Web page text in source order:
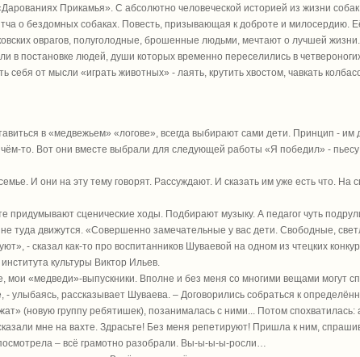
Прикамья». С абсолютно человеческой историей из жизни
о бездомных собаках. Повесть, призывающая к доброте и милосердию.
оврагов, полуголодные, брошенные людьми, мечтают о лучшей
в постановке людей, души которых временно переселились в
себя от мысли «играть животных» - лаять, крутить хвостом, чавкать
в «медвежьем» «логове», всегда выбирают сами дети. Принцип -
то. Вот они вместе выбрали для следующей работы «Я победил» -
И они на эту тему говорят. Рассуждают. И сказать им уже есть что. На
придумывают сценические ходы. Подбирают музыку. А педагог чуть
туда движутся. «Совершенно замечательные у вас дети. Свободные,
- сказал как-то про воспитанников Шуваевой на одном из чтецких
культуры Виктор Ильев.
«медведи»-выпускники. Вполне и без меня со многими вещами могут
- улыбаясь, рассказывает Шуваева. – Договорились собраться к
(новую группу ребятишек), позанималась с ними... Потом спохватилась:
мне на вахте. Здрасьте! Без меня репетируют! Пришла к ним,
– всё грамотно разобрали. Вы-ы-ы-ы-росли…